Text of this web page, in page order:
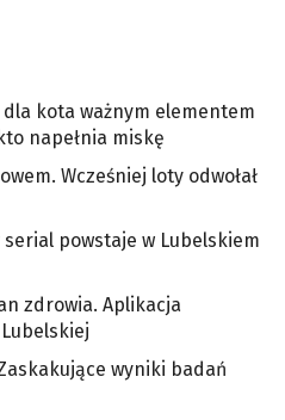
dla kota ważnym elementem
napełnia miskę
Wcześniej loty odwołał
serial powstaje w Lubelskiem
zdrowia. Aplikacja
wyniki badań